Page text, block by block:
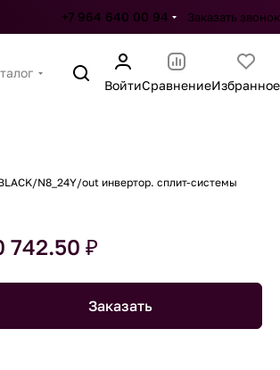
+7 964 640 00 94 Заказать звонок
ВойтиСравнениеИзбранное
N8_24Y/out инвертор. сплит-системы
742.50 ₽
Заказать